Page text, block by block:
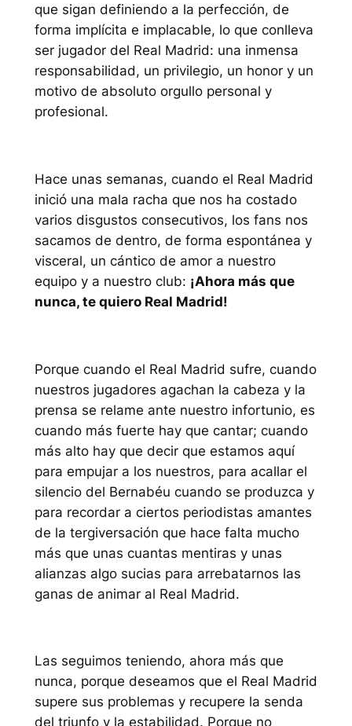
que sigan definiendo a la perfección, de
forma implícita e implacable, lo que conlleva
ser jugador del Real Madrid: una inmensa
responsabilidad, un privilegio, un honor y un
motivo de absoluto orgullo personal y
profesional.
Hace unas semanas, cuando el Real Madrid
inició una mala racha que nos ha costado
varios disgustos consecutivos, los fans nos
sacamos de dentro, de forma espontánea y
visceral, un cántico de amor a nuestro
equipo y a nuestro club: ¡Ahora más que
nunca, te quiero Real Madrid!
Porque cuando el Real Madrid sufre, cuando
nuestros jugadores agachan la cabeza y la
prensa se relame ante nuestro infortunio, es
cuando más fuerte hay que cantar; cuando
más alto hay que decir que estamos aquí
para empujar a los nuestros, para acallar el
silencio del Bernabéu cuando se produzca y
para recordar a ciertos periodistas amantes
de la tergiversación que hace falta mucho
más que unas cuantas mentiras y unas
alianzas algo sucias para arrebatarnos las
ganas de animar al Real Madrid.
Las seguimos teniendo, ahora más que
nunca, porque deseamos que el Real Madrid
supere sus problemas y recupere la senda
del triunfo y la estabilidad. Porque no